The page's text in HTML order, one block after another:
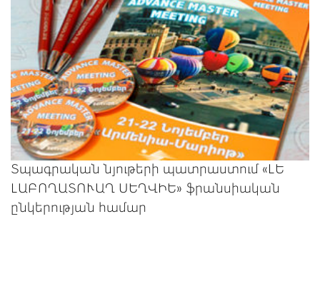
Տպագրական նյութերի պատրաստում «ԼԵ
ԼԱԲՈՂԱՏՈՒԱՂ ՍԵՂՎԻԵ» ֆրանսիական
ընկերության համար